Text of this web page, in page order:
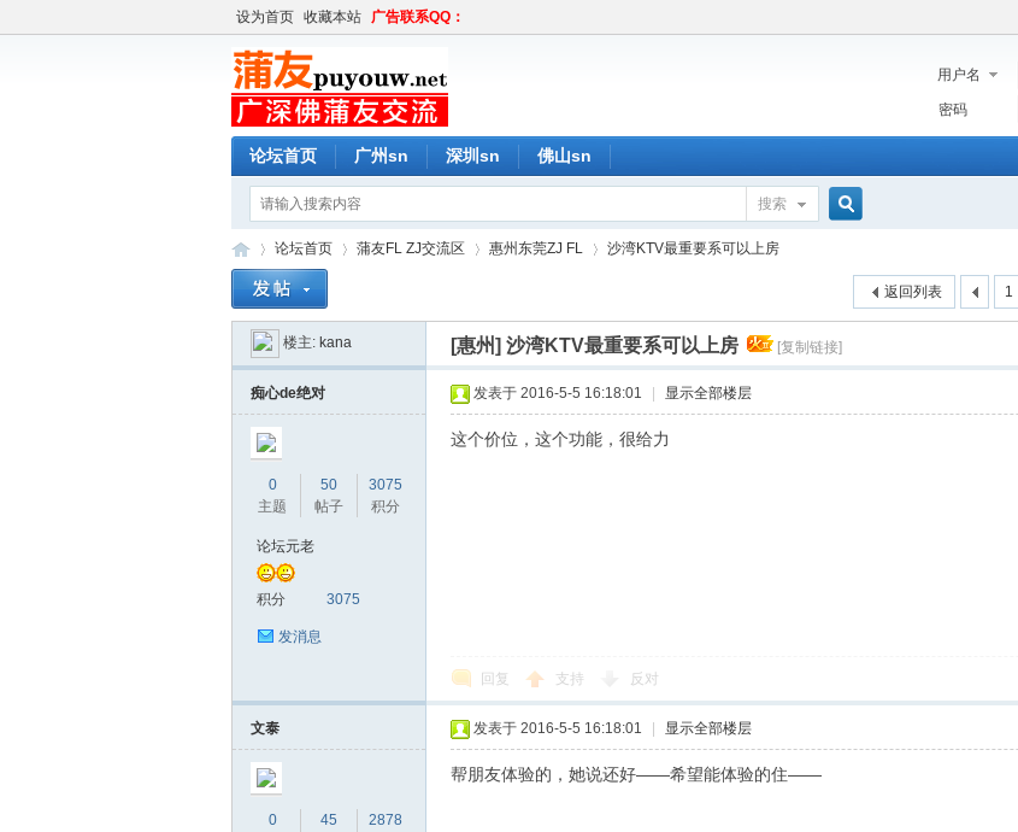
设为首页 收藏本站 广告联系QQ：
用户名
密码
论坛首页 广州sn 深圳sn 佛山sn
搜索
索
»
论坛首页
›
蒲友FL ZJ交流区
›
惠州东莞ZJ FL
›
沙湾KTV最重要系可以上房
1
返回列表
楼主: kana [惠州] 沙湾KTV最重要系可以上房 [复制链接]
痴心de绝对
0
主题
50
帖子
3075
积分
论坛元老
积分 3075
发消息
发表于 2016-5-5 16:18:01 显示全部楼层
这个价位，这个功能，很给力
回复 支持 反对
文泰
0
45
2878
发表于 2016-5-5 16:18:01 显示全部楼层
帮朋友体验的，她说还好——希望能体验的住——